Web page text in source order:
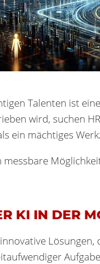
Talenten ist
wird, suchen
ein mächtiges
messbare
KI IN DER